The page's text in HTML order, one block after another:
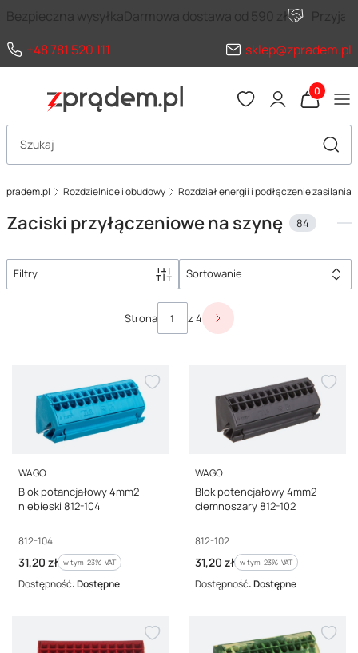
Bezpieczna wysyłkaDarmowa dostawa od 590 zł
+48 781 520 111
sklep@zpradem.pl
Produkty
Otwórz wyszukiwarkę
zpradem.pl Rozdzielnice i obudowy Rozdział energii i podłączenie zasilania
Zaciski przyłączeniowe na szynę 84
Filtry Sortowanie
Lista produktówStrona z 4 Następne produkty
PRODUCENT
WAGO
Blok potancjałowy 4mm2
niebieski 812-104
Kod producenta
812-104
Cena brutto
31,20 zł w tym %s VAT
w tym 23% VAT
Dostępność:Dostępne
PRODUCENT
WAGO
Blok potencjałowy 4mm2
ciemnoszary 812-102
Kod producenta
812-102
Cena brutto
31,20 zł w tym %s VAT
w tym 23% VAT
Dostępność:Dostępne